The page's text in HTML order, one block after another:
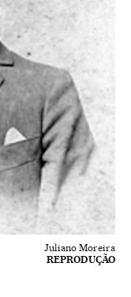
Juliano Moreira
REPRODUÇÃO